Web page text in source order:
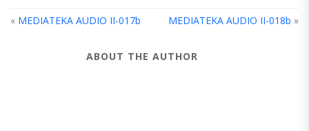
« MEDIATEKA AUDIO II-017b MEDIATEKA AUDIO II-018b »
ABOUT THE AUTHOR